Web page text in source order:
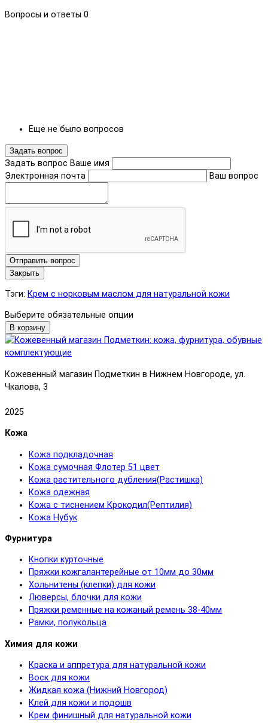
Вопросы и ответы 0
Еще не было вопросов
Задать вопрос
Задать вопрос Ваше имя
Электронная почта
Ваш вопрос
Отправить вопрос
Закрыть
Тэги: Крем с норковым маслом для натуральной кожи
Выберите обязательные опции
В корзину
Кожевенный магазин Подметкин в Нижнем Новгороде, ул.
Чкалова, 3
2025
Кожа
Кожа подкладочная
Кожа сумочная Флотер 51 цвет
Кожа растительного дубления(Растишка)
Кожа одежная
Кожа с тиснением Крокодил(Рептилия)
Кожа Нубук
Фурнитура
Кнопки курточные
Пряжки кожгалантерейные от 10мм до 30мм
Хольнитены (клепки) для кожи
Люверсы, блочки для кожи
Пряжки ременные на кожаный ремень 38-40мм
Рамки, полукольца
Химия для кожи
Краска и аппретура для натуральной кожи
Воск для кожи
Жидкая кожа (Нижний Новгород)
Клей для кожи и подошв
Крем финишный для натуральной кожи